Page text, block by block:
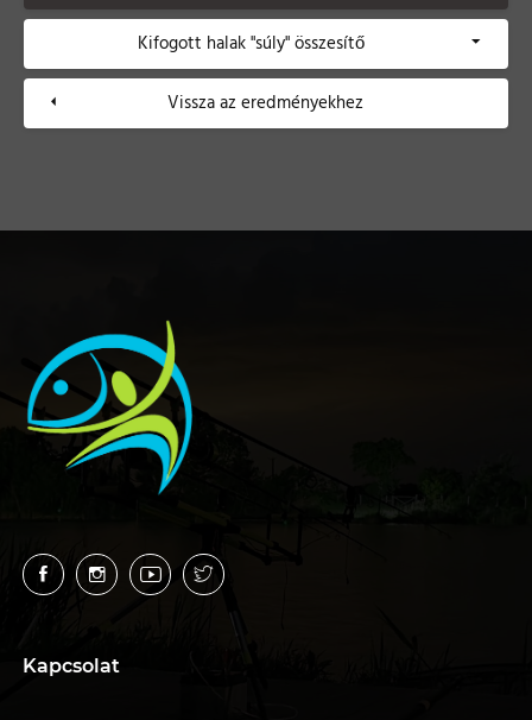
Kifogott halak "súly" összesítő
Vissza az eredményekhez
Kapcsolat